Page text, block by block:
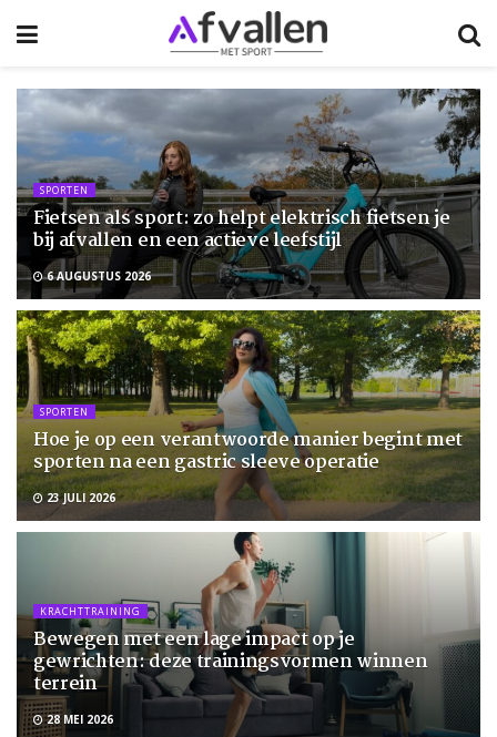
SPORTEN
Fietsen als sport: zo helpt elektrisch fietsen je
bij afvallen en een actieve leefstijl
6 AUGUSTUS 2026
SPORTEN
Hoe je op een verantwoorde manier begint met
sporten na een gastric sleeve operatie
23 JULI 2026
KRACHTTRAINING
Bewegen met een lage impact op je
gewrichten: deze trainingsvormen winnen
terrein
28 MEI 2026